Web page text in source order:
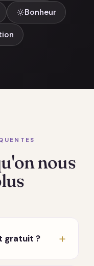
Bonheur
nous
gratuit ?